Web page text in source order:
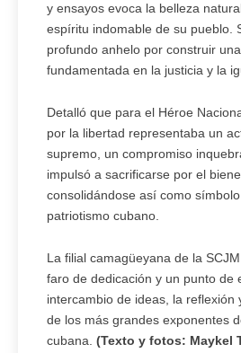
y ensayos evoca la belleza
espíritu indomable de su pueblo.
profundo anhelo por construir
fundamentada en la justicia y la
Detalló que para el Héroe
por la libertad representaba un
supremo, un compromiso
impulsó a sacrificarse por el
consolidándose así como
patriotismo cubano.
La filial camagüeyana de la
faro de dedicación y un punto de
intercambio de ideas, la reflexión
de los más grandes exponentes
cubana. (Texto y fotos: Maykel